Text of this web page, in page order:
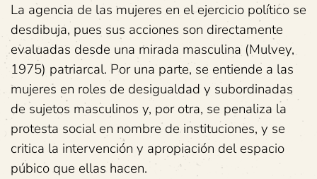
La agencia de las mujeres en el ejercicio político se
desdibuja, pues sus acciones son directamente
evaluadas desde una mirada masculina (Mulvey,
1975) patriarcal. Por una parte, se entiende a las
mujeres en roles de desigualdad y subordinadas
de sujetos masculinos y, por otra, se penaliza la
protesta social en nombre de instituciones, y se
critica la intervención y apropiación del espacio
púbico que ellas hacen.